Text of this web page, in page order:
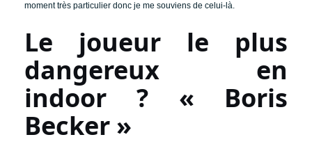
moment très particulier donc je me souviens de celui-là.
Le joueur le plus
dangereux en
indoor ? « Boris
Becker »